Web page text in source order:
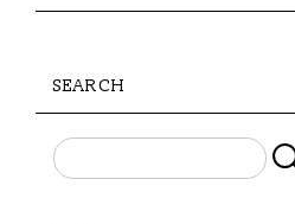
SEARCH